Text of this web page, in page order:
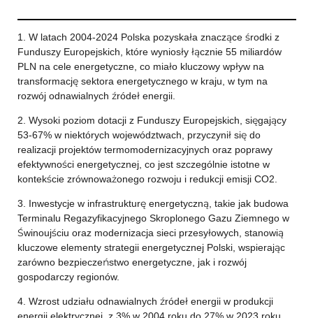
1. W latach 2004-2024 Polska pozyskała znaczące środki z
Funduszy Europejskich, które wyniosły łącznie 55 miliardów
PLN na cele energetyczne, co miało kluczowy wpływ na
transformację sektora energetycznego w kraju, w tym na
rozwój odnawialnych źródeł energii.
2. Wysoki poziom dotacji z Funduszy Europejskich, sięgający
53-67% w niektórych województwach, przyczynił się do
realizacji projektów termomodernizacyjnych oraz poprawy
efektywności energetycznej, co jest szczególnie istotne w
kontekście zrównoważonego rozwoju i redukcji emisji CO2.
3. Inwestycje w infrastrukturę energetyczną, takie jak budowa
Terminalu Regazyfikacyjnego Skroplonego Gazu Ziemnego w
Świnoujściu oraz modernizacja sieci przesyłowych, stanowią
kluczowe elementy strategii energetycznej Polski, wspierając
zarówno bezpieczeństwo energetyczne, jak i rozwój
gospodarczy regionów.
4. Wzrost udziału odnawialnych źródeł energii w produkcji